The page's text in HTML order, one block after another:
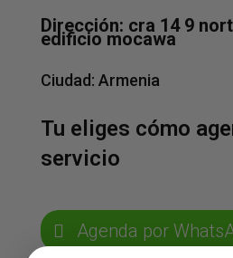
Dirección: cra 14 9
edificio mocawa
Ciudad: Armenia
Tu eliges cómo
servicio
Agenda por